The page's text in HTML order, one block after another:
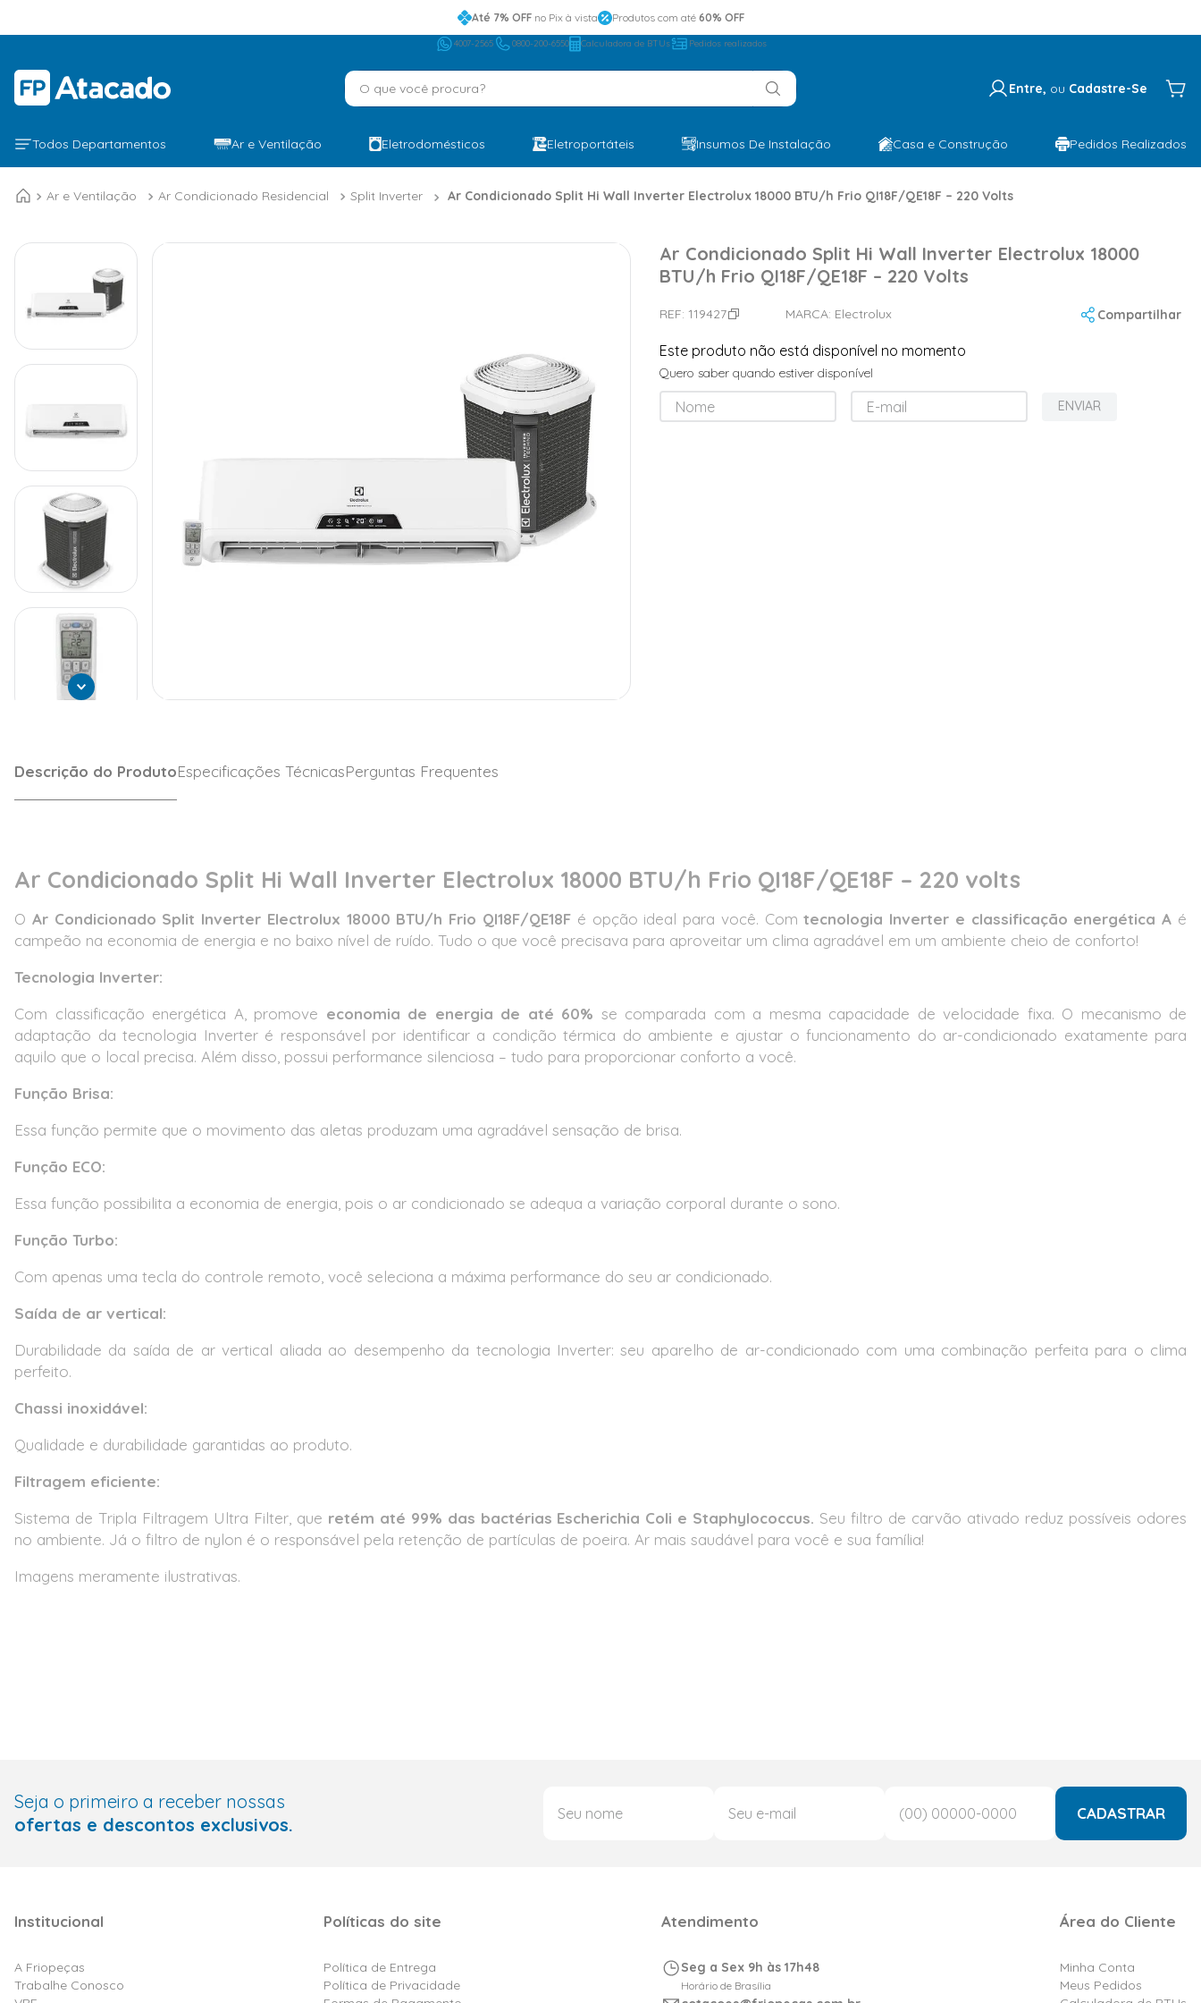
Até 7% OFFno Pix à vista Produtos com até 60% OFF
4007-2565 0800-200-6550 Calculadora de BTUs Pedidos realizados
O que você procura?
Entre, ou Cadastre-Se
Todos Departamentos Ar e Ventilação Eletrodomésticos Eletroportáteis Insumos De Instalação Casa e Construção Pedidos Realizados
Ar e Ventilação Ar Condicionado Residencial Split Inverter Ar Condicionado Split Hi Wall Inverter Electrolux 18000 BTU/h Frio QI18F/QE18F – 220 Volts
Ar Condicionado Split Hi Wall Inverter Electrolux 18000
BTU/h Frio QI18F/QE18F – 220 Volts
REF: 119427 MARCA: Electrolux Compartilhar
Este produto não está disponível no momento
Quero saber quando estiver disponível
ENVIAR
Descrição do ProdutoEspecificações TécnicasPerguntas Frequentes
Ar Condicionado Split Hi Wall Inverter Electrolux 18000 BTU/h Frio QI18F/QE18F – 220 volts
O Ar Condicionado Split Inverter Electrolux 18000 BTU/h Frio QI18F/QE18F é opção ideal para você. Comtecnologia Inverter e classificação energética A é
campeão na economia de energia e no baixo nível de ruído. Tudo o que você precisava para aproveitar um clima agradável em um ambiente cheio de conforto!
Tecnologia Inverter:
Com classificação energética A, promove economia de energia de até 60% se comparada com a mesma capacidade de velocidade fixa. O mecanismo de
adaptação da tecnologia Inverter é responsável por identificar a condição térmica do ambiente e ajustar o funcionamento do ar-condicionado exatamente para
aquilo que o local precisa. Além disso, possui performance silenciosa – tudo para proporcionar conforto a você.
Função Brisa:
Essa função permite que o movimento das aletas produzam uma agradável sensação de brisa.
Função ECO:
Essa função possibilita a economia de energia, pois o ar condicionado se adequa a variação corporal durante o sono.
Função Turbo:
Com apenas uma tecla do controle remoto, você seleciona a máxima performance do seu ar condicionado.
Saída de ar vertical:
Durabilidade da saída de ar vertical aliada ao desempenho da tecnologia Inverter: seu aparelho de ar-condicionado com uma combinação perfeita para o clima
perfeito.
Chassi inoxidável:
Qualidade e durabilidade garantidas ao produto.
Filtragem eficiente:
Sistema de Tripla Filtragem Ultra Filter, que retém até 99% das bactérias Escherichia Coli e Staphylococcus. Seu filtro de carvão ativado reduz possíveis odores
no ambiente. Já o filtro de nylon é o responsável pela retenção de partículas de poeira. Ar mais saudável para você e sua família!
Imagens meramente ilustrativas.
Seja o primeiro a receber nossas
ofertas e descontos exclusivos.
CADASTRAR
Institucional
A Friopeças
Trabalhe Conosco
Políticas do site
Política de Entrega
Política de Privacidade
Atendimento
Seg a Sex 9h às 17h48
Horário de Brasília
Área do Cliente
Minha Conta
Meus Pedidos